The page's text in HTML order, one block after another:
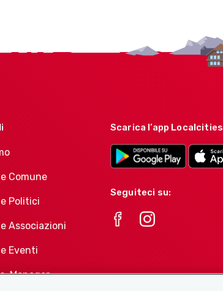
Comune
Politici
Associazioni
Eventi
Manager
Scarica l’app Localcities
Seguiteci su: